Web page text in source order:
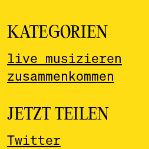
KATEGORIEN
live musizieren
zusammenkommen
JETZT TEILEN
Twitter